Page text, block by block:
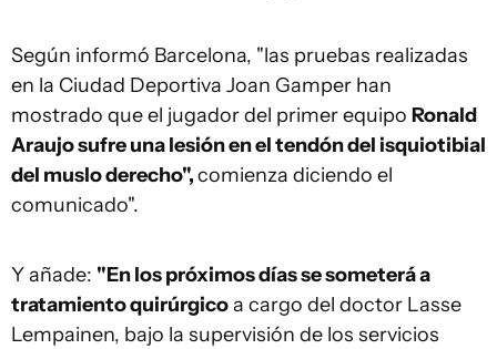
Según informó Barcelona, "las pruebas realizadas
en la Ciudad Deportiva Joan Gamper han
mostrado que el jugador del primer equipo Ronald
Araujo sufre una lesión en el tendón del isquiotibial
del muslo derecho",comienza diciendo el
comunicado".
Y añade: "En los próximos días se someterá a
tratamiento quirúrgicoa cargo del doctor Lasse
Lempainen, bajo la supervisión de los servicios